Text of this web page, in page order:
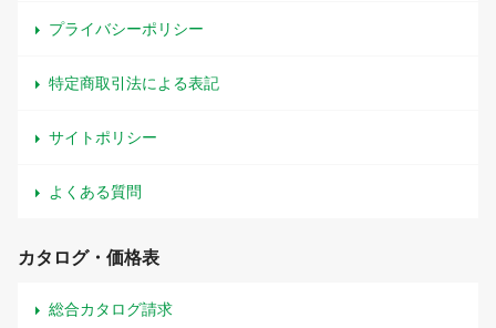
プライバシーポリシー
特定商取引法による表記
サイトポリシー
よくある質問
カタログ・価格表
総合カタログ請求